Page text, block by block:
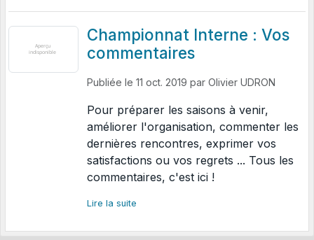
Championnat Interne : Vos
commentaires
Publiée le 11 oct. 2019 par Olivier UDRON
Pour préparer les saisons à venir,
améliorer l'organisation, commenter les
dernières rencontres, exprimer vos
satisfactions ou vos regrets ... Tous les
commentaires, c'est ici !
Lire la suite